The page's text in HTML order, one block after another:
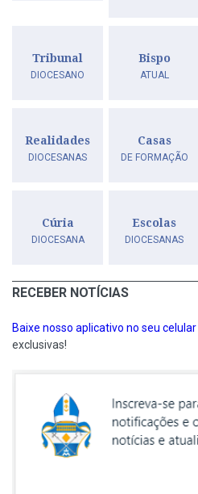
Tribunal
DIOCESANO
Bispo
ATUAL
Realidades
DIOCESANAS
Casas
DE FORMAÇÃO
Cúria
DIOCESANA
Escolas
DIOCESANAS
RECEBER NOTÍCIAS
Baixe nosso aplicativo no seu celular
exclusivas!